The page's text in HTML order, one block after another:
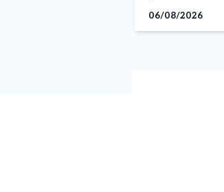
Cuorgnè e Ciriè,
una volta il ruolo
06/08/2026